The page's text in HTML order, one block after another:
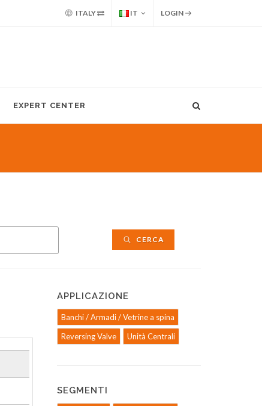
ITALY IT LOGIN
EXPERT CENTER
CERCA
APPLICAZIONE
Banchi / Armadi / Vetrine a spina
Reversing Valve
Unità Centrali
SEGMENTI